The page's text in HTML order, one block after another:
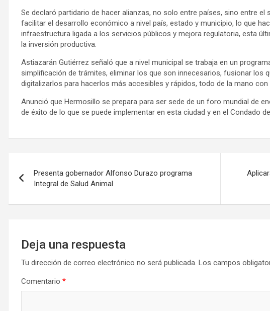
Se declaró partidario de hacer alianzas, no solo entre países, sino entre el
facilitar el desarrollo económico a nivel país, estado y municipio, lo que
infraestructura ligada a los servicios públicos y mejora regulatoria, esta
la inversión productiva.
Astiazarán Gutiérrez señaló que a nivel municipal se trabaja en un
simplificación de trámites, eliminar los que son innecesarios, fusionar los
digitalizarlos para hacerlos más accesibles y rápidos, todo de la mano
Anunció que Hermosillo se prepara para ser sede de un foro mundial de
de éxito de lo que se puede implementar en esta ciudad y en el Condado
de
entradas
Presenta gobernador Alfonso Durazo programa
Integral de Salud Animal
Deja una respuesta
Tu dirección de correo electrónico no será publicada. Los campos
Comentario *